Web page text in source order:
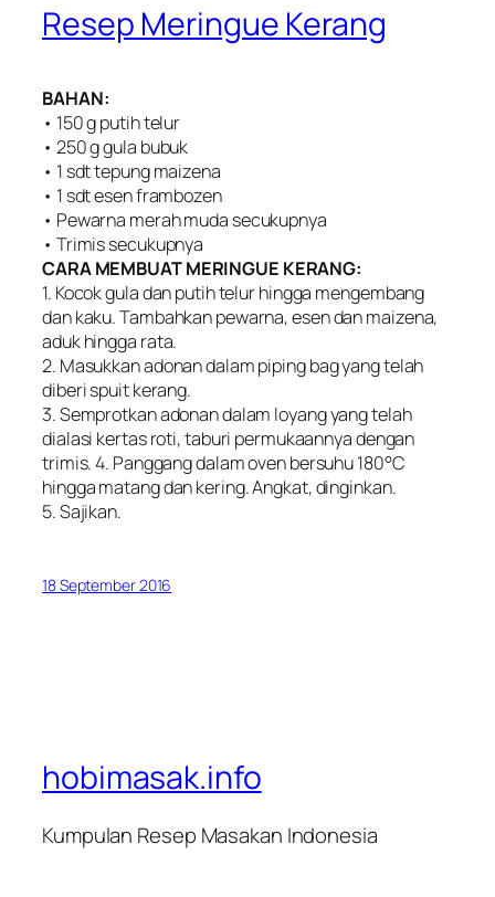
Resep Meringue Kerang
BAHAN:
• 150 g putih telur
• 250 g gula bubuk
• 1 sdt tepung maizena
• 1 sdt esen frambozen
• Pewarna merah muda secukupnya
• Trimis secukupnya
CARA MEMBUAT MERINGUE KERANG:
1. Kocok gula dan putih telur hingga mengembang
dan kaku. Tambahkan pewarna, esen dan maizena,
aduk hingga rata.
2. Masukkan adonan dalam piping bag yang telah
diberi spuit kerang.
3. Semprotkan adonan dalam loyang yang telah
dialasi kertas roti, taburi permukaannya dengan
trimis. 4. Panggang dalam oven bersuhu 180°C
hingga matang dan kering. Angkat, dinginkan.
5. Sajikan.
18 September 2016
hobimasak.info
Kumpulan Resep Masakan Indonesia